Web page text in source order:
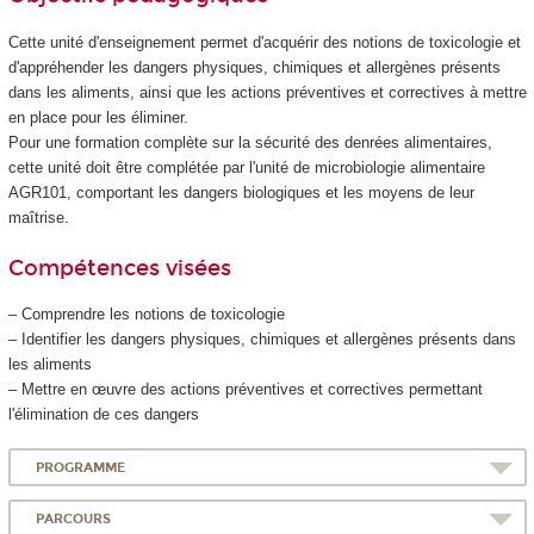
Cette unité d'enseignementpermet d'acquérir des notions de toxicologie et
d'appréhender les dangers physiques, chimiques et allergènes présents
dans les aliments, ainsi que les actions préventives et correctives à mettre
en place pour les éliminer.
Pour une formation complète sur la sécurité des denrées alimentaires,
cette unité doit être complétée par l'unité de microbiologie alimentaire
AGR101, comportant les dangers biologiques et les moyens de leur
maîtrise.
Compétences visées
– Comprendre les notions de toxicologie
– Identifier les dangers physiques, chimiques et allergènes présents dans
les aliments
– Mettre en œuvre des actions préventives et correctives permettant
l'élimination de ces dangers
PROGRAMME
PARCOURS